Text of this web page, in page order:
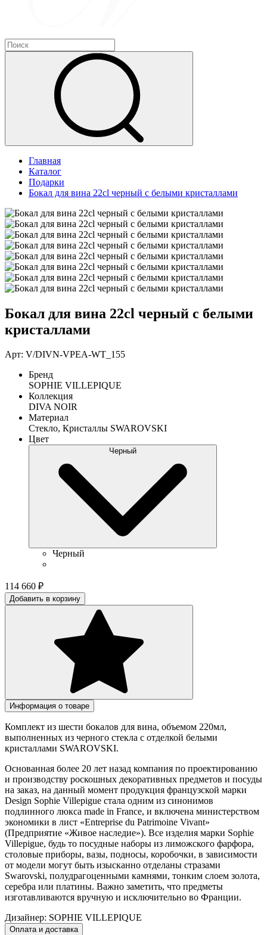
Главная
Каталог
Подарки
Бокал для вина 22cl черный с белыми кристаллами
Бокал для вина 22cl черный с белыми
кристаллами
Арт: V/DIVN-VPEA-WT_155
Бренд
SOPHIE VILLEPIQUE
Коллекция
DIVA NOIR
Материал
Стекло, Кристаллы SWAROVSKI
Цвет
Черный
Черный
114 660 ₽
Добавить в корзину
Информация о товаре
Комплект из шести бокалов для вина, объемом 220мл,
выполненных из черного стекла с отделкой белыми
кристаллами SWAROVSKI.
Основанная более 20 лет назад компания по проектированию
и производству роскошных декоративных предметов и посуды
на заказ, на данный момент продукция французской марки
Design Sophie Villepigue стала одним из синонимов
подлинного люкса made in France, и включена министерством
экономики в лист «Entreprise du Patrimoine Vivant»
(Предприятие «Живое наследие»). Все изделия марки Sophie
Villepigue, будь то посудные наборы из лиможского фарфора,
столовые приборы, вазы, подносы, коробочки, в зависимости
от модели могут быть изысканно отделаны стразами
Swarovski, полудрагоценными камнями, тонким слоем золота,
серебра или платины. Важно заметить, что предметы
изготавливаются вручную и исключительно во Франции.
Дизайнер: SOPHIE VILLEPIQUE
Оплата и доставка